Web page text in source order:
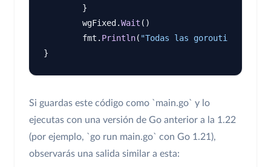
	wgFixed.
Wait ()
	fmt.
Println( "Todas las goroutines han
Si guardas este código como `main.go` y lo
ejecutas con una versión de Go anterior a la 1.22
(por ejemplo, `go run main.go` con Go 1.21),
observarás una salida similar a esta: